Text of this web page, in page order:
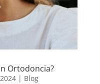
Ortodoncia?
| Blog